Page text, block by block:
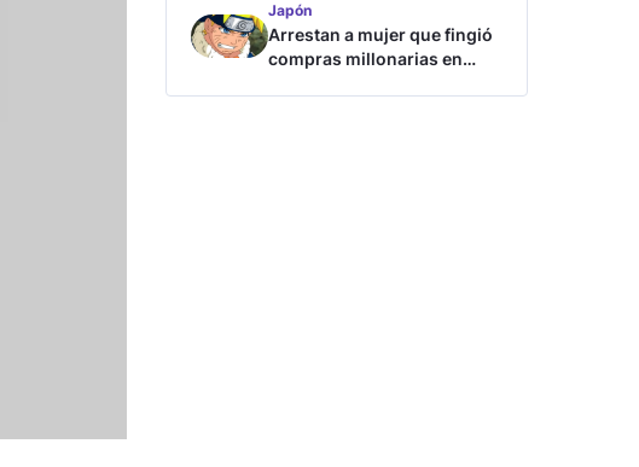
copias
Japón
Arrestan a mujer que fingió
compras millonarias en